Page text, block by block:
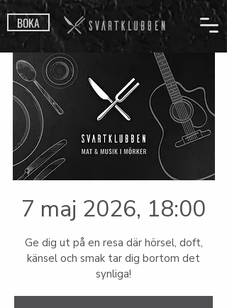
BOKA
7 maj 2026, 18:00
Ge dig ut på en resa där hörsel, doft,
känsel och smak tar dig bortom det
synliga!